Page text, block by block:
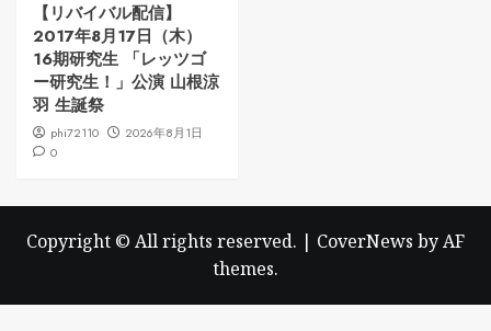
【リバイバル配信】
2017年8月17日（木）
16期研究生 「レッツゴ
ー研究生！」公演 山根涼
羽 生誕祭
phi72110
2026年8月1日
0
Copyright © All rights reserved. | CoverNews by AF
themes.